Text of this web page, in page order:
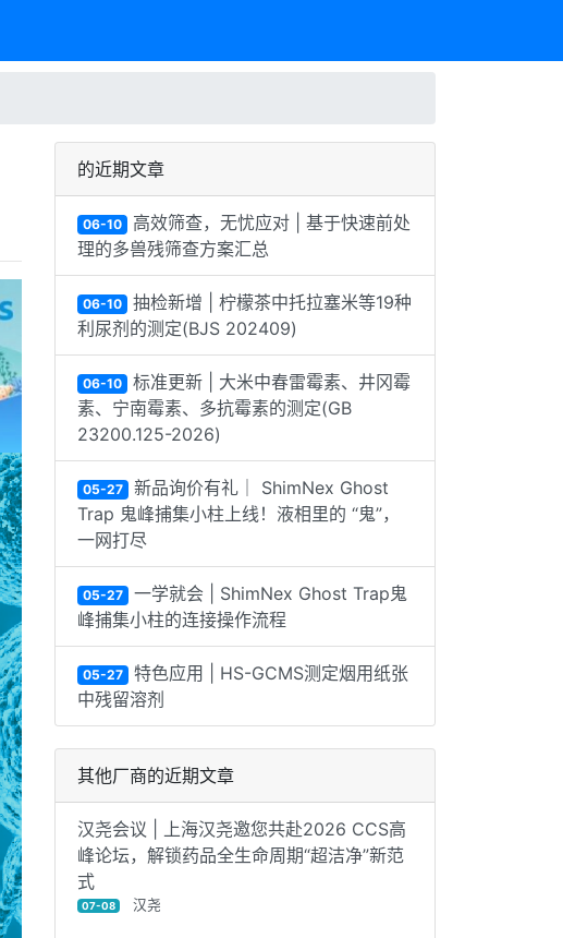
的近期文章
06-10 高效筛查，无忧应对 | 基于快速前处
理的多兽残筛查方案汇总
06-10 抽检新增 | 柠檬茶中托拉塞米等19种
利尿剂的测定(BJS 202409)
06-10 标准更新 | 大米中春雷霉素、井冈霉
素、宁南霉素、多抗霉素的测定(GB
23200.125-2026)
05-27 新品询价有礼｜ ShimNex Ghost
Trap 鬼峰捕集小柱上线！液相里的 “鬼”，
一网打尽
05-27 一学就会 | ShimNex Ghost Trap鬼
峰捕集小柱的连接操作流程
05-27 特色应用 | HS-GCMS测定烟用纸张
中残留溶剂
其他厂商的近期文章
汉尧会议 | 上海汉尧邀您共赴2026 CCS高
峰论坛，解锁药品全生命周期“超洁净”新范
式‌
07-08 汉尧